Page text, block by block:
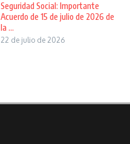
Seguridad Social: Importante
Acuerdo de 15 de julio de 2026 de
la ...
22 de julio de 2026